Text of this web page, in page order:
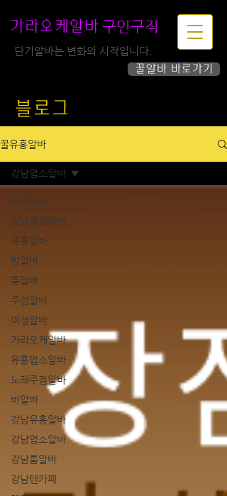
가라오케알바 구인구직
꿀알바 바로가기
단기알바는 변화의 시작입니다.
블로그
꿀유흥알바
All Posts
강남여성알바
유흥알바
밤알바
룸알바
주점알바
여성알바
가라오케알바
유흥업소알바
노래주점알바
바알바
강남유흥알바
강남업소알바
강남룸알바
강남텐카페
강남업소알바